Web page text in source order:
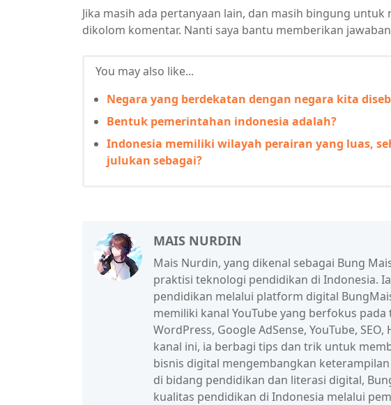
Jika masih ada pertanyaan lain, dan masih bingung untuk
dikolom komentar. Nanti saya bantu memberikan
You may also like...
Negara yang berdekatan dengan negara kita
Bentuk pemerintahan indonesia adalah?
Indonesia memiliki wilayah perairan yang luas,
julukan sebagai?
MAIS NURDIN
Mais Nurdin, yang dikenal sebagai Bung
praktisi teknologi pendidikan di Indonesia.
pendidikan melalui platform digital
memiliki kanal YouTube yang berfokus
WordPress, Google AdSense, YouTube,
kanal ini, ia berbagi tips dan trik untuk
bisnis digital mengembangkan
di bidang pendidikan dan literasi digital,
kualitas pendidikan di Indonesia melalui